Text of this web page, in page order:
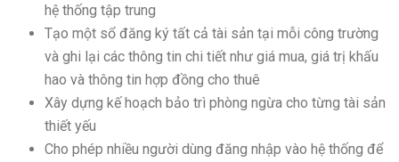
hệ thống tập trung
Tạo một sổ đăng ký tất cả tài sản tại mỗi công trường
và ghi lại các thông tin chi tiết như giá mua, giá trị khấu
hao và thông tin hợp đồng cho thuê
Xây dựng kế hoạch bảo trì phòng ngừa cho từng tài sản
thiết yếu
Cho phép nhiều người dùng đăng nhập vào hệ thống để